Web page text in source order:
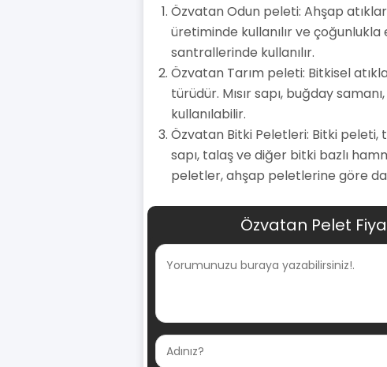
Özvatan Odun peleti: Ahşap
üretiminde kullanılır ve
santrallerinde kullanılır.
Özvatan Tarım peleti: Bitkisel
türüdür. Mısır sapı, buğday
kullanılabilir.
Özvatan Bitki Peletleri: Bitki peleti,
sapı, talaş ve diğer bitki bazlı
peletler, ahşap peletlerine göre
Özvatan Pelet